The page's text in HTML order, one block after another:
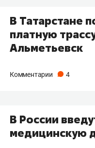
В Татарстане
платную
Альметьевск
Комментарии 4
В России
медицинскую